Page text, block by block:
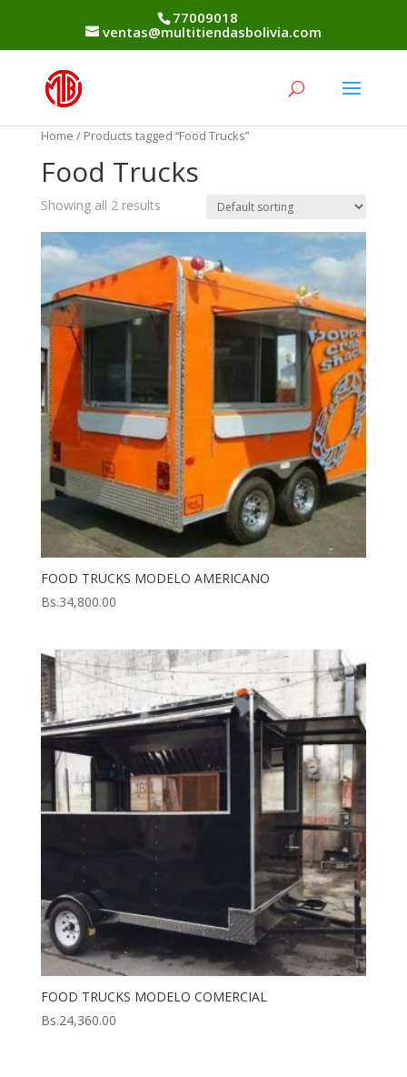
77009018
ventas@multitiendasbolivia.com
Home / Products tagged “Food Trucks”
Food Trucks
Showing all 2 results
FOOD TRUCKS MODELO AMERICANO
Bs.34,800.00
FOOD TRUCKS MODELO COMERCIAL
Bs.24,360.00